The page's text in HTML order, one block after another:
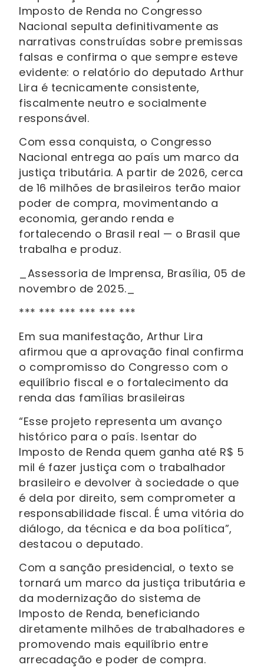
Imposto de Renda no Congresso
Nacional sepulta definitivamente as
narrativas construídas sobre premissas
falsas e confirma o que sempre esteve
evidente: o relatório do deputado Arthur
Lira é tecnicamente consistente,
fiscalmente neutro e socialmente
responsável.
Com essa conquista, o Congresso
Nacional entrega ao país um marco da
justiça tributária. A partir de 2026, cerca
de 16 milhões de brasileiros terão maior
poder de compra, movimentando a
economia, gerando renda e
fortalecendo o Brasil real — o Brasil que
trabalha e produz.
_Assessoria de Imprensa, Brasília, 05 de
novembro de 2025._
*** *** *** *** *** ***
Em sua manifestação, Arthur Lira
afirmou que a aprovação final confirma
o compromisso do Congresso com o
equilíbrio fiscal e o fortalecimento da
renda das famílias brasileiras
“Esse projeto representa um avanço
histórico para o país. Isentar do
Imposto de Renda quem ganha até R$ 5
mil é fazer justiça com o trabalhador
brasileiro e devolver à sociedade o que
é dela por direito, sem comprometer a
responsabilidade fiscal. É uma vitória do
diálogo, da técnica e da boa política”,
destacou o deputado.
Com a sanção presidencial, o texto se
tornará um marco da justiça tributária e
da modernização do sistema de
Imposto de Renda, beneficiando
diretamente milhões de trabalhadores e
promovendo mais equilíbrio entre
arrecadação e poder de compra.